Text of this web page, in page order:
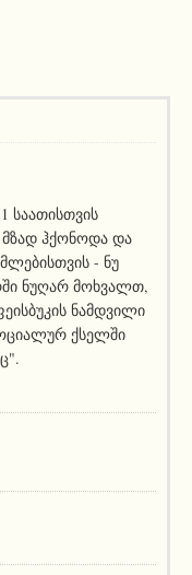
საათისთვის
ჰქონოდა და
- ნუ
ნუღარ მოხვალთ,
ნამდვილი
ქსელში